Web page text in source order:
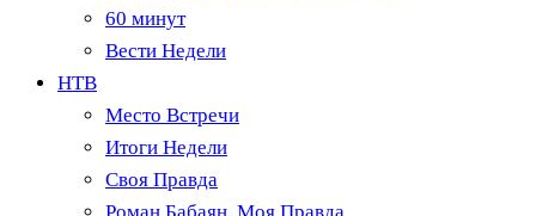
60 минут
Вести Недели
НТВ
Место Встречи
Итоги Недели
Своя Правда